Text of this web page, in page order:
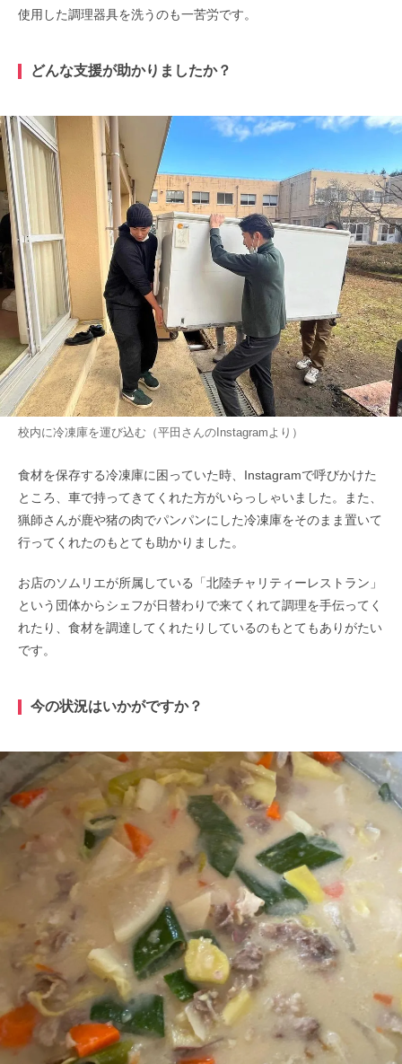
使用した調理器具を洗うのも一苦労です。
どんな支援が助かりましたか？
校内に冷凍庫を運び込む（平田さんのInstagramより）
食材を保存する冷凍庫に困っていた時、Instagramで呼びかけた
ところ、車で持ってきてくれた方がいらっしゃいました。また、
猟師さんが鹿や猪の肉でパンパンにした冷凍庫をそのまま置いて
行ってくれたのもとても助かりました。
お店のソムリエが所属している「北陸チャリティーレストラン」
という団体からシェフが日替わりで来てくれて調理を手伝ってく
れたり、食材を調達してくれたりしているのもとてもありがたい
です。
今の状況はいかがですか？